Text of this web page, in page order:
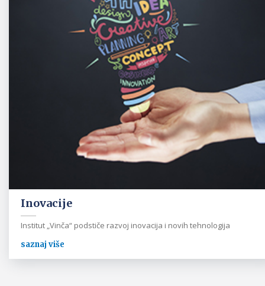
Inovacije
Institut „Vinča“ podstiče razvoj inovacija i novih tehnologija
saznaj više